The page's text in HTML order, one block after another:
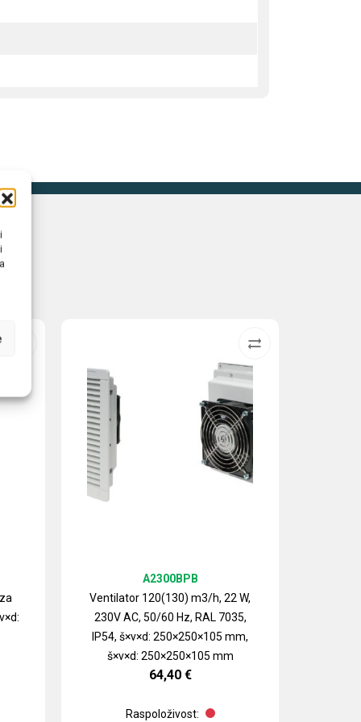
Ventilator 120(130) m3/h, 22 W,
230V AC, 50/60 Hz, RAL 7035,
IP54, š×v×d: 250×250×105 mm,
š×v×d: 250×250×105 mm
A2300BPB
64,40 €
Raspoloživost: